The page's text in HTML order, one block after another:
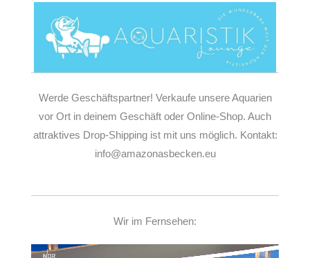
Werde Geschäftspartner! Verkaufe unsere Aquarien
vor Ort in deinem Geschäft oder Online-Shop. Auch
attraktives Drop-Shipping ist mit uns möglich. Kontakt:
info@amazonasbecken.eu
Wir im Fernsehen: